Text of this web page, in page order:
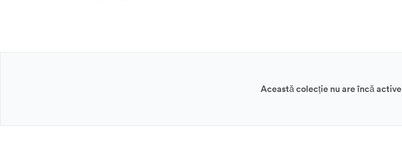
Această colecție nu are încă active